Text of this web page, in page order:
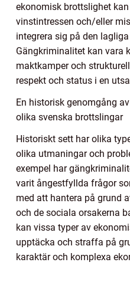
ekonomisk brottslighet
vinstintressen och/eller
integrera sig på den
Gängkriminalitet kan vara
maktkamper och
respekt och status i en
En historisk genomgång
olika svenska brottslingar
Historiskt sett har olika
olika utmaningar och
exempel har
varit ångestfyllda frågor
med att hantera på grund
och de sociala orsakerna
kan vissa typer av
upptäcka och straffa på
karaktär och komplexa